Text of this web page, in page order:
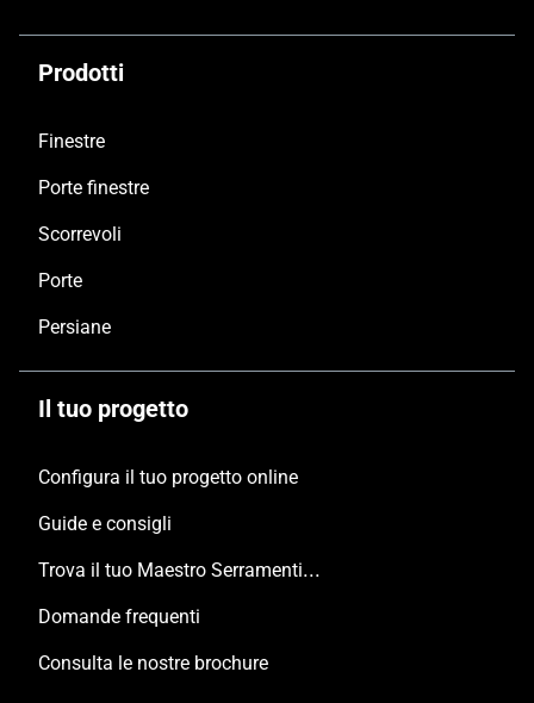
Prodotti
Finestre
Porte finestre
Scorrevoli
Porte
Persiane
Il tuo progetto
Configura il tuo progetto online
Guide e consigli
Trova il tuo Maestro Serramentista Domal
Domande frequenti
Consulta le nostre brochure